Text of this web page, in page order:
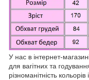
У нас в інтернет-
для вагітних та
різноманітність